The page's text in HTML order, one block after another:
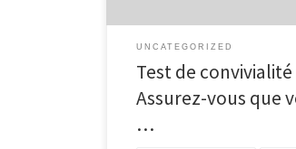
UNCATEGORIZED
Test de
Assurez-vous que
…